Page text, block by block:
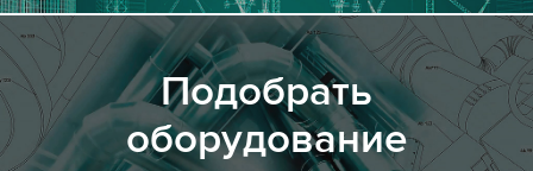
Подобрать
оборудование